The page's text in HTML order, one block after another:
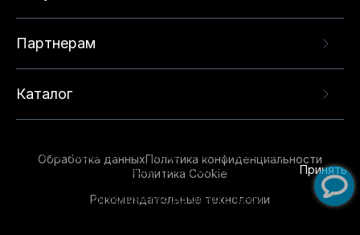
Партнерам
Каталог
Обработка данныхПолитика конфиденциальности
Политика Cookie
Рекомендательные технологии
опыта на нашем сайте. Продолжая использовать
данный сайт, вы соглашаетесь с использованием
технологий. Для получения дополнительной
Принять